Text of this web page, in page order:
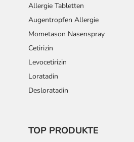
Allergie Tabletten
Augentropfen Allergie
Mometason Nasenspray
Cetirizin
Levocetirizin
Loratadin
Desloratadin
TOP PRODUKTE